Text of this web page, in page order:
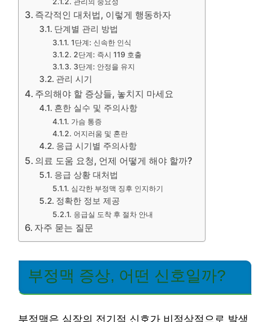
즉각적인 대처법, 이렇게 행동하자
단계별 관리 방법
1단계: 신속한 인식
2단계: 즉시 119 호출
3단계: 안정을 유지
관리 시기
주의해야 할 증상들, 놓치지 마세요
흔한 실수 및 주의사항
가슴 통증
어지러움 및 혼란
응급 시기별 주의사항
의료 도움 요청, 언제 어떻게 해야 할까?
응급 상황 대처법
심각한 부정맥 징후 인지하기
정확한 정보 제공
응급실 도착 후 절차 안내
자주 묻는 질문
부정맥 증상, 어떤 신호일까?
부정맥은 심장의 전기적 신호가 비정상적으로 발생